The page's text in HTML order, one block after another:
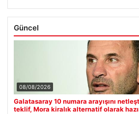
Güncel
08/08/2026
Galatasaray 10 numara arayışını
teklif, Mora kiralık alternatif olarak